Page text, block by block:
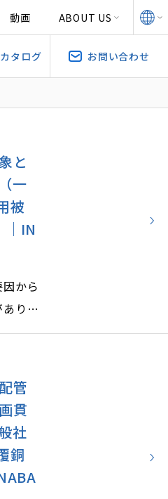
動画 ABOUT US
タログ お問い合わせ
と
一
被
｜IN
から
りま
す。
管
貫
社
銅